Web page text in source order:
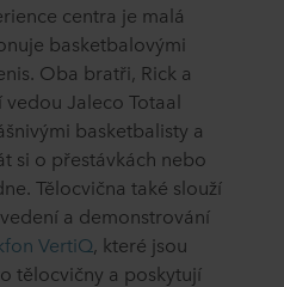
centra je malá
basketbalovými
Oba bratři, Rick a
vedou Jaleco Totaal
basketbalisty a
si o přestávkách nebo
Tělocvična také slouží
a demonstrování
VertiQ, které jsou
tělocvičny a poskytují